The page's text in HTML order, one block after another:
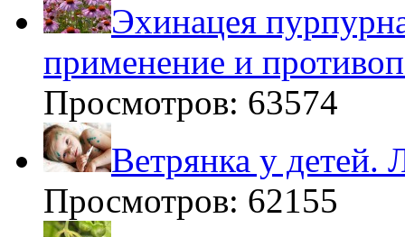
Эхинацея
применение и
Просмотров: 63574
Ветрянка у детей.
Просмотров: 62155